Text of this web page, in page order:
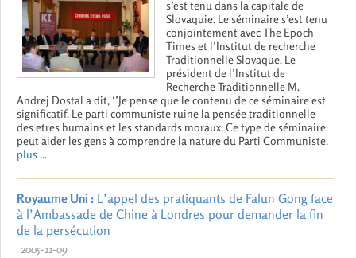
s’est tenu dans la capitale de
Slovaquie. Le séminaire s’est tenu
conjointement avec The Epoch
Times et l’Institut de recherche
Traditionnelle Slovaque. Le
président de l’Institut de
Recherche Traditionnelle M.
Andrej Dostal a dit, ‘’Je pense que le contenu de ce séminaire est
significatif. Le parti communiste ruine la pensée traditionnelle
des etres humains et les standards moraux. Ce type de séminaire
peut aider les gens à comprendre la nature du Parti Communiste.
plus ...
Royaume Uni : L’appel des pratiquants de Falun Gong face
à l’Ambassade de Chine à Londres pour demander la fin
de la persécution
2005-11-09